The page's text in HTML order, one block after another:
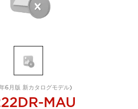
6月版 新カタログモデル)
MAU